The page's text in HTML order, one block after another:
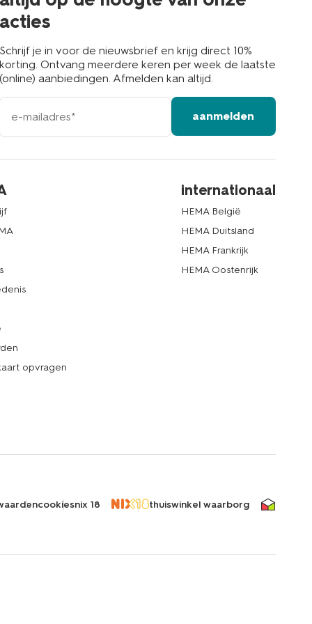
acties
Schrijf je in voor de nieuwsbrief en krijg direct 10%
korting. Ontvang meerdere keren per week de laatste
(online) aanbiedingen. Afmelden kan altijd.
e-
mailadres
aanmelden
opvragen
internationaal
HEMA België
HEMA Duitsland
HEMA Frankrijk
HEMA Oostenrijk
cookiesnix 18 thuiswinkel waarborg